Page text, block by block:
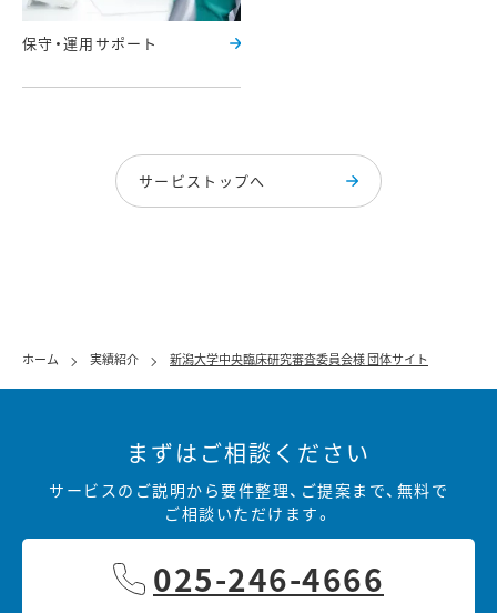
保守・運用サポート
サービストップへ
ホーム 実績紹介 新潟大学中央臨床研究審査委員会様 団体サイト
まずはご相談ください
サービスのご説明から要件整理、ご提案まで、無料で
ご相談いただけます。
025-246-4666